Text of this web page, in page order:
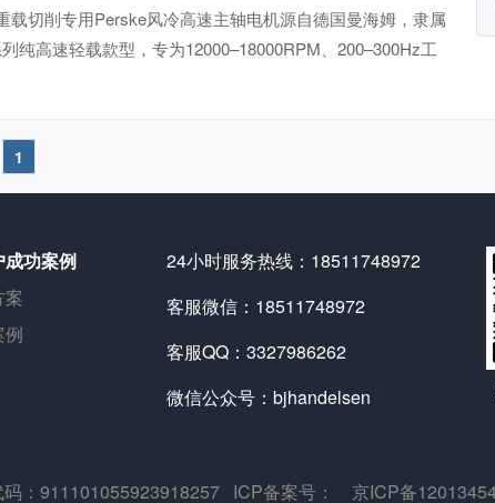
切削专用Perske风冷高速主轴电机源自德国曼海姆，隶属
纯高速轻载款型，专为12000–18000RPM、200–300Hz工
1
成功案例
案
例
24小时服务热线：18511748972
客服微信：18511748972
客服QQ：3327986262
微信公众号：bjhandelsen
：911101055923918257 ICP备案号： 京ICP备